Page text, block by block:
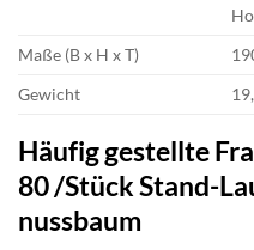
Maße (B x H x T)
Gewicht
Häufig gestellte
80 /Stück Stand-
nussbaum